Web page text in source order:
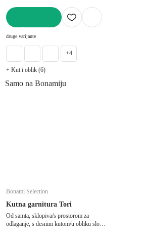
druge varijante
+4
+ Kut i oblik (6)
Samo na Bonamiju
Bonami Selection
Kutna garnitura Tori
Od samta, sklopiva/s prostorom za
odlaganje, s desnim kutom/u obliku slova